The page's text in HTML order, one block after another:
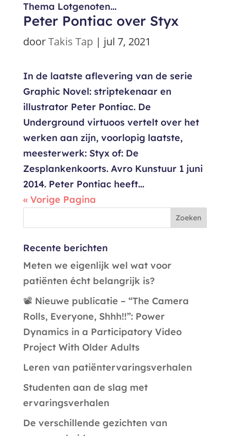
Thema Lotgenoten...
Peter Pontiac over Styx
doorTakis Tap | jul 7, 2021
In de laatste aflevering van de serie
Graphic Novel: striptekenaar en
illustrator Peter Pontiac. De
Underground virtuoos vertelt over het
werken aan zijn, voorlopig laatste,
meesterwerk: Styx of: De
Zesplankenkoorts. Avro Kunstuur 1 juni
2014. Peter Pontiac heeft...
« Vorige Pagina
Recente berichten
Meten we eigenlijk wel wat voor
patiënten écht belangrijk is?
📽️ Nieuwe publicatie – “The Camera
Rolls, Everyone, Shhh!!”: Power
Dynamics in a Participatory Video
Project With Older Adults
Leren van patiëntervaringsverhalen
Studenten aan de slag met
ervaringsverhalen
De verschillende gezichten van